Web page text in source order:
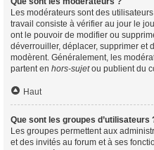
Les modérateurs sont des
travail consiste à vérifier au jour le
ont le pouvoir de modifier ou
déverrouiller, déplacer, supprimer et
modèrent. Généralement, les
partent en hors-sujetou publient du
Haut
Que sont les groupes d’utilisateurs
Les groupes permettent aux
et des invités au forum et à ses